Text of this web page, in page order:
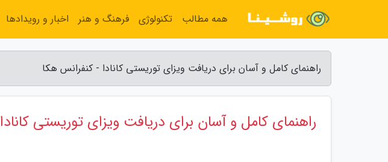
راهنمای کامل و آسان برای دریافت ویزای توریستی کانادا - کنفرانس هکا
راهنمای کامل و آسان برای دریافت ویزای توریستی کانادا
همه مطالب تکنولوژی فرهنگ و هنر اخبار و رویدادها